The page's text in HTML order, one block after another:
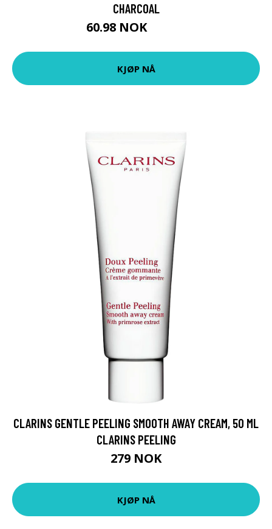
CHARCOAL
60.98 NOK
KJØP NÅ
CLARINS GENTLE PEELING SMOOTH AWAY CREAM, 50 ML
CLARINS PEELING
279 NOK
KJØP NÅ